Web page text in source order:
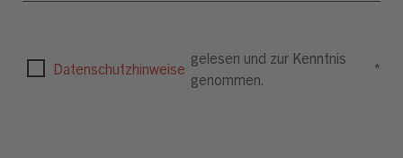
Datenschutzhinweise
gelesen und zur Kenntnis
genommen.
*